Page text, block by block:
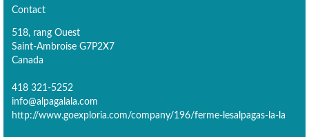
Contact
518, rang Ouest
Saint-Ambroise G7P2X7
Canada
418 321-5252
info@alpagalala.com
http://www.goexploria.com/company/196/ferme-lesalpagas-la-la